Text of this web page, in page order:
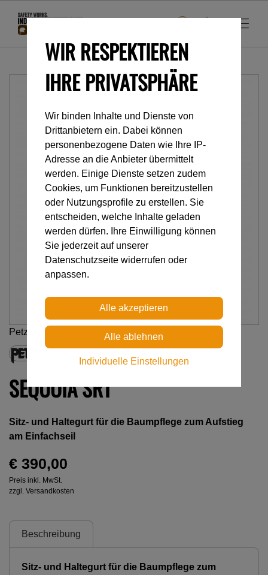
Petzl
SEQUOIA SRT
Sitz- und Haltegurt für die Baumpflege zum Aufstieg
am Einfachseil
€ 390,00
Preis inkl. MwSt.
zzgl. Versandkosten
Beschreibung
Sitz- und Haltegurt für die Baumpflege zum
WIR RESPEKTIEREN
IHRE PRIVATSPHÄRE
Wir binden Inhalte und Dienste von
Drittanbietern ein. Dabei können
personenbezogene Daten wie Ihre IP-
Adresse an die Anbieter übermittelt
werden. Einige Dienste setzen zudem
Cookies, um Funktionen bereitzustellen
oder Nutzungsprofile zu erstellen. Sie
entscheiden, welche Inhalte geladen
werden dürfen. Ihre Einwilligung können
Sie jederzeit auf unserer
Datenschutzseite widerrufen oder
anpassen.
Individuelle Einstellungen